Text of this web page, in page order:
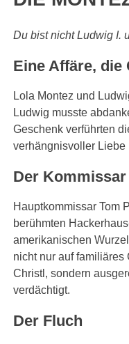
Du bist nicht Ludwig I.
Eine Affäre,
Lola Montez und
Ludwig musste
Geschenk verführten
verhängnisvoller Liebe
Der Kommissar
Hauptkommissar Tom
berühmten
amerikanischen
nicht nur auf
Christl, sondern
verdächtigt.
Der Fluch